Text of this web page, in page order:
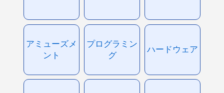
アミューズメ
ント
プログラミン
グ
ハードウェア